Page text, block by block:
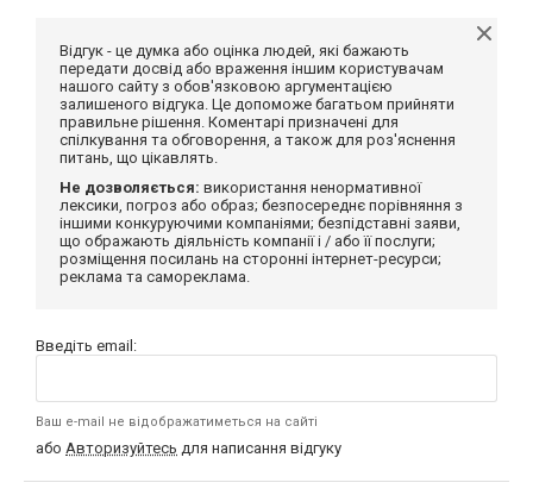
Відгук - це думка або оцінка людей, які бажають
передати досвід або враження іншим користувачам
нашого сайту з обов'язковою аргументацією
залишеного відгука. Це допоможе багатьом прийняти
правильне рішення. Коментарі призначені для
спілкування та обговорення, а також для роз'яснення
питань, що цікавлять.
Не дозволяється: використання ненормативної
лексики, погроз або образ; безпосереднє порівняння з
іншими конкуруючими компаніями; безпідставні заяви,
що ображають діяльність компанії і / або її послуги;
розміщення посилань на сторонні інтернет-ресурси;
реклама та самореклама.
Введіть email:
Ваш e-mail не відображатиметься на сайті
або Авторизуйтесь для написання відгуку